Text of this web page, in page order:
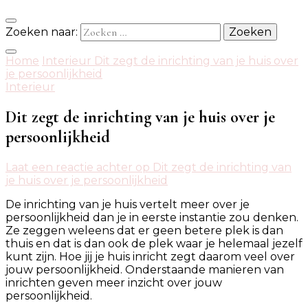
Zoeken naar:
Home Interieur Dit zegt de inrichting van je huis over
je persoonlijkheid
Interieur
Dit zegt de inrichting van je huis over je
persoonlijkheid
Laat een reactie achter op Dit zegt de inrichting van
je huis over je persoonlijkheid
De inrichting van je huis vertelt meer over je
persoonlijkheid dan je in eerste instantie zou denken.
Ze zeggen weleens dat er geen betere plek is dan
thuis en dat is dan ook de plek waar je helemaal jezelf
kunt zijn. Hoe jij je huis inricht zegt daarom veel over
jouw persoonlijkheid. Onderstaande manieren van
inrichten geven meer inzicht over jouw
persoonlijkheid.